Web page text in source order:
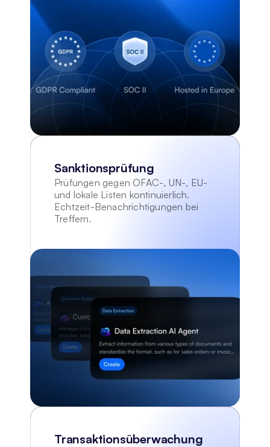
Sanktionsprüfung
Prüfungen gegen OFAC-, UN-, EU-
und lokale Listen kontinuierlich.
Echtzeit-Benachrichtigungen bei
Treffern.
Transaktionsüberwachung